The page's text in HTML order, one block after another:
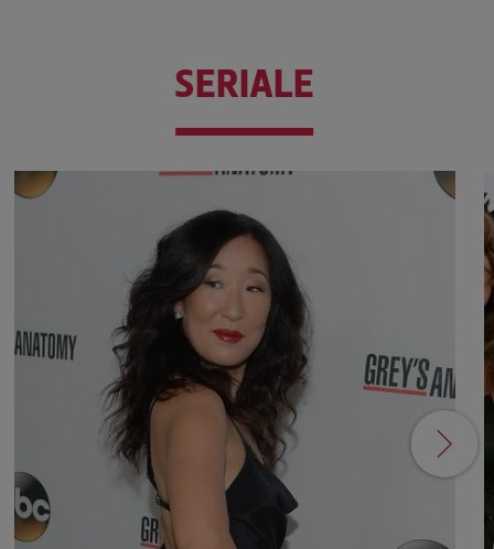
SERIALE